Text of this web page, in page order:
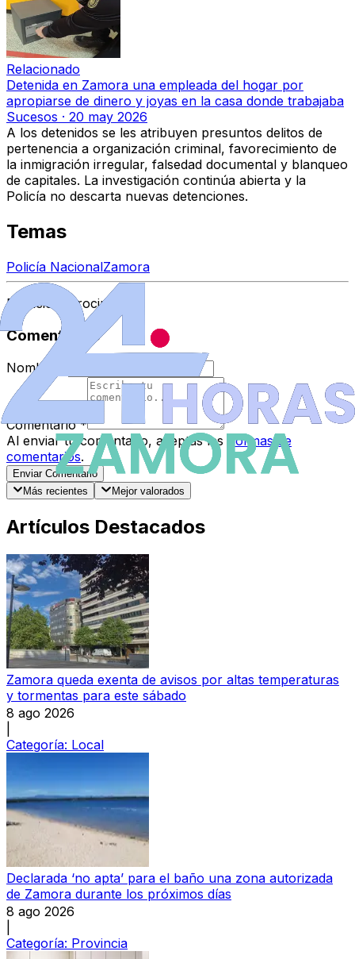
Relacionado
Detenida en Zamora una empleada del hogar por
apropiarse de dinero y joyas en la casa donde trabajaba
Sucesos · 20 may 2026
A los detenidos se les atribuyen presuntos delitos de
pertenencia a organización criminal, favorecimiento de
la inmigración irregular, falsedad documental y blanqueo
de capitales. La investigación continúa abierta y la
Policía no descarta nuevas detenciones.
Temas
Policía NacionalZamora
Espacio Patrocinado
Comentarios
Nombre
Comentario *
Al enviar tu comentario, aceptas las
normas de
comentarios.
Enviar Comentario
Más recientes
Mejor valorados
Artículos Destacados
Zamora queda exenta de avisos por altas temperaturas
y tormentas para este sábado
8 ago 2026
Categoría: Local
Declarada ‘no apta’ para el baño una zona autorizada
de Zamora durante los próximos días
8 ago 2026
Categoría: Provincia